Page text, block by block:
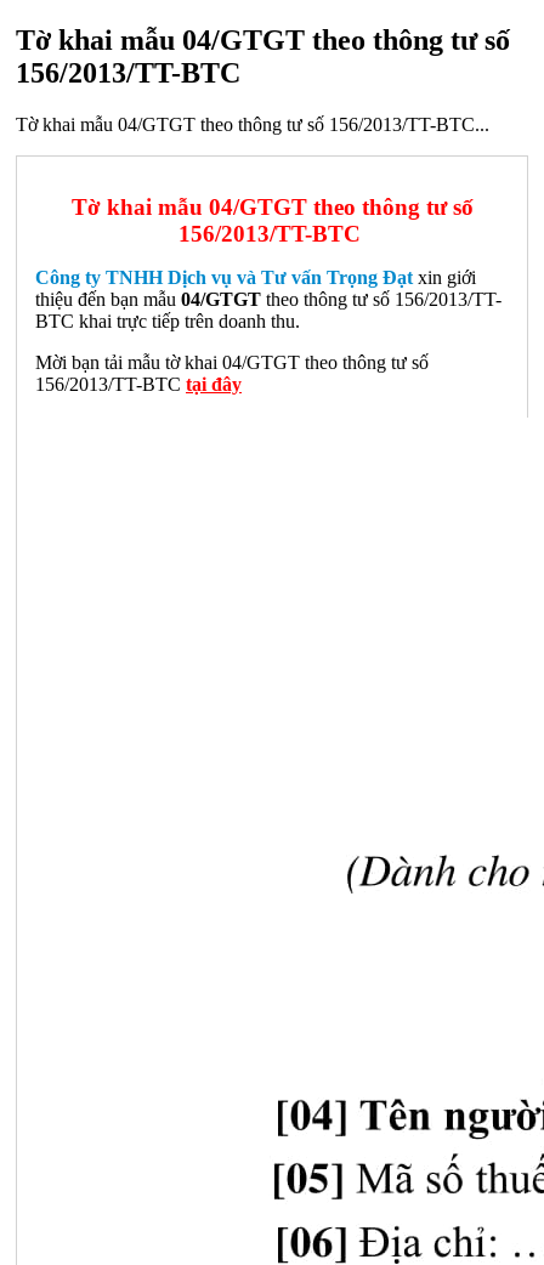
Tờ khai mẫu 04/GTGT theo thông tư số
156/2013/TT-BTC
Tờ khai mẫu 04/GTGT theo thông tư số 156/2013/TT-BTC...
Tờ khai mẫu 04/GTGT theo thông tư số
156/2013/TT-BTC
Công ty TNHH Dịch vụ và Tư vấn Trọng Đạt xin giới
thiệu đến bạn mẫu 04/GTGT theo thông tư số 156/2013/TT-
BTC khai trực tiếp trên doanh thu.
Mời bạn tải mẫu tờ khai 04/GTGT theo thông tư số
156/2013/TT-BTC tại đây